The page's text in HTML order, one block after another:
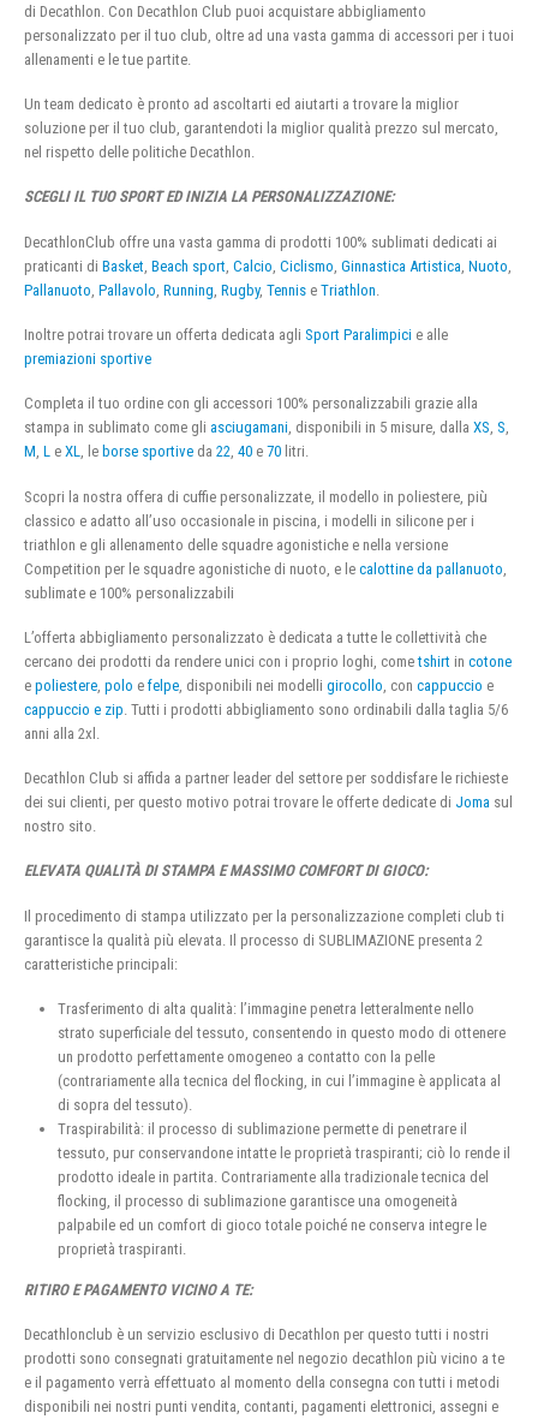
di Decathlon. Con Decathlon Club puoi acquistare abbigliamento
personalizzato per il tuo club, oltre ad una vasta gamma di accessori per i tuoi
allenamenti e le tue partite.
Un team dedicato è pronto ad ascoltarti ed aiutarti a trovare la miglior
soluzione per il tuo club, garantendoti la miglior qualità prezzo sul mercato,
nel rispetto delle politiche Decathlon.
SCEGLI IL TUO SPORT ED INIZIA LA PERSONALIZZAZIONE:
DecathlonClub offre una vasta gamma di prodotti 100% sublimati dedicati ai
praticanti di Basket Beach sport Calcio Ciclismo Ginnastica Artistica Nuoto
Pallanuoto Pallavolo Running Rugby, Tennis e Triathlon
Inoltre potrai trovare un offerta dedicata agli Sport Paralimpici e alle
premiazioni sportive
Completa il tuo ordine con gli accessori 100% personalizzabili grazie alla
stampa in sublimato come gli asciugamani, disponibili in 5 misure, dalla XS, S,
M, L e XL, le borse sportive da 22, 40 e 70 litri.
Scopri la nostra offera di cuffie personalizzate, il modello in poliestere, più
classico e adatto all’uso occasionale in piscina, i modelli in silicone per i
triathlon e gli allenamento delle squadre agonistiche e nella versione
Competition per le squadre agonistiche di nuoto, e le calottine da pallanuoto
sublimate e 100% personalizzabili
L’offerta abbigliamento personalizzato è dedicata a tutte le collettività che
cercano dei prodotti da rendere unici con i proprio loghi, cometshirt in cotone
e poliestere polo e felpe , disponibili nei modelli girocollo , con cappuccio e
cappuccio e zip . Tutti i prodotti abbigliamento sono ordinabili dalla taglia 5/6
anni alla 2xl.
Decathlon Club si affida a partner leader del settore per soddisfare le richieste
dei sui clienti, per questo motivo potrai trovare le offerte dedicate di Joma sul
nostro sito.
ELEVATA QUALITÀ DI STAMPA E MASSIMO COMFORT DI GIOCO:
Il procedimento di stampa utilizzato per la personalizzazione completi club ti
garantisce la qualità più elevata. Il processo di SUBLIMAZIONE presenta 2
caratteristiche principali:
Trasferimento di alta qualità: l’immagine penetra letteralmente nello
strato superficiale del tessuto, consentendo in questo modo di ottenere
un prodotto perfettamente omogeneo a contatto con la pelle
(contrariamente alla tecnica del flocking, in cui l’immagine è applicata al
di sopra del tessuto).
Traspirabilità: il processo di sublimazione permette di penetrare il
tessuto, pur conservandone intatte le proprietà traspiranti; ciò lo rende il
prodotto ideale in partita. Contrariamente alla tradizionale tecnica del
flocking, il processo di sublimazione garantisce una omogeneità
palpabile ed un comfort di gioco totale poiché ne conserva integre le
proprietà traspiranti.
RITIRO E PAGAMENTO VICINO A TE:
Decathlonclub è un servizio esclusivo di Decathlon per questo tutti i nostri
prodotti sono consegnati gratuitamente nel negozio decathlon più vicino a te
e il pagamento verrà effettuato al momento della consegna con tutti i metodi
disponibili nei nostri punti vendita, contanti, pagamenti elettronici, assegni e